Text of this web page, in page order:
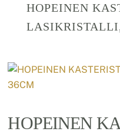
HOPEINEN
HOPEINEN